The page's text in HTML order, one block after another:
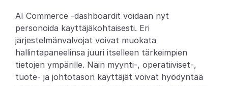
Integraatiot
Partners
Tekoälyominaisuudet
AI Commerce -dashboardit voidaan nyt
personoida käyttäjäkohtaisesti. Eri
järjestelmänvalvojat voivat muokata
hallintapaneelinsa juuri itselleen tärkeimpien
tietojen ympärille. Näin myynti-, operatiiviset-,
tuote- ja johtotason käyttäjät voivat hyödyntää